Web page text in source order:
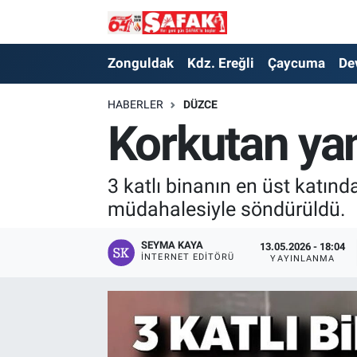
Zonguldak Kdz. Ereğli Çaycuma
HABERLER DÜZCE
Korkutan
3 katlı binanın en üst
müdahalesiyle söndürüldü.
SEYMA KAYA
İNTERNET EDITÖRÜ
13.05.2026 - 18:04
YAYINLANMA
Zonguldak
Kdz. Ereğli
Zonguldak Nöbetçi Eczaneler
Zonguldak Hava Durumu
Zonguldak Namaz Vakitleri
Zonguldak Trafik Yoğunluk Haritası
Süper Lig Puan Durumu ve Fikstür
Tüm Manşetler